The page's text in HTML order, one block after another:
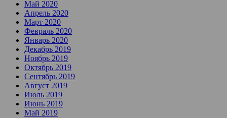
Май 2020
Апрель 2020
Март 2020
Февраль 2020
Январь 2020
Декабрь 2019
Ноябрь 2019
Октябрь 2019
Сентябрь 2019
Август 2019
Июль 2019
Июнь 2019
Май 2019